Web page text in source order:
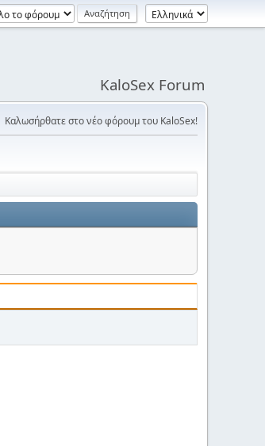
KaloSex Forum
Καλωσήρθατε στο νέο φόρουμ του KaloSex!